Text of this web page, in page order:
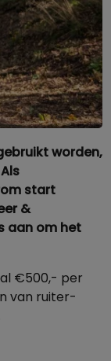
worden,
start
&
aan om het
€500,- per
van ruiter-